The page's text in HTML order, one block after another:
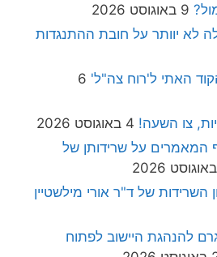
9 באוגוסט 2026
לא יוותר על חובת ההתנגדות
האתי ל'רוח צה"ל' 6
צו השעה! 4 באוגוסט 2026
המאמרים על שרידותן של
השרידות של ד"ר אורי מילשטיין
להנהגת היישוב לפתוח